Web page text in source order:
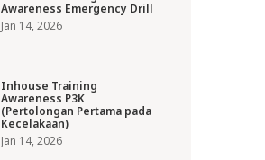
Awareness Emergency Drill
Jan 14, 2026
Inhouse Training
Awareness P3K
(Pertolongan Pertama pada
Kecelakaan)
Jan 14, 2026